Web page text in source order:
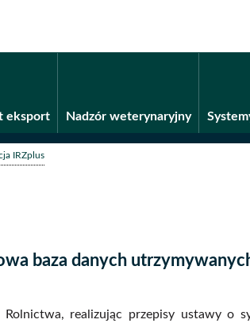
eksport Nadzór weterynaryjny
IRZplus
baza danych
realizując przepisy ustawy o